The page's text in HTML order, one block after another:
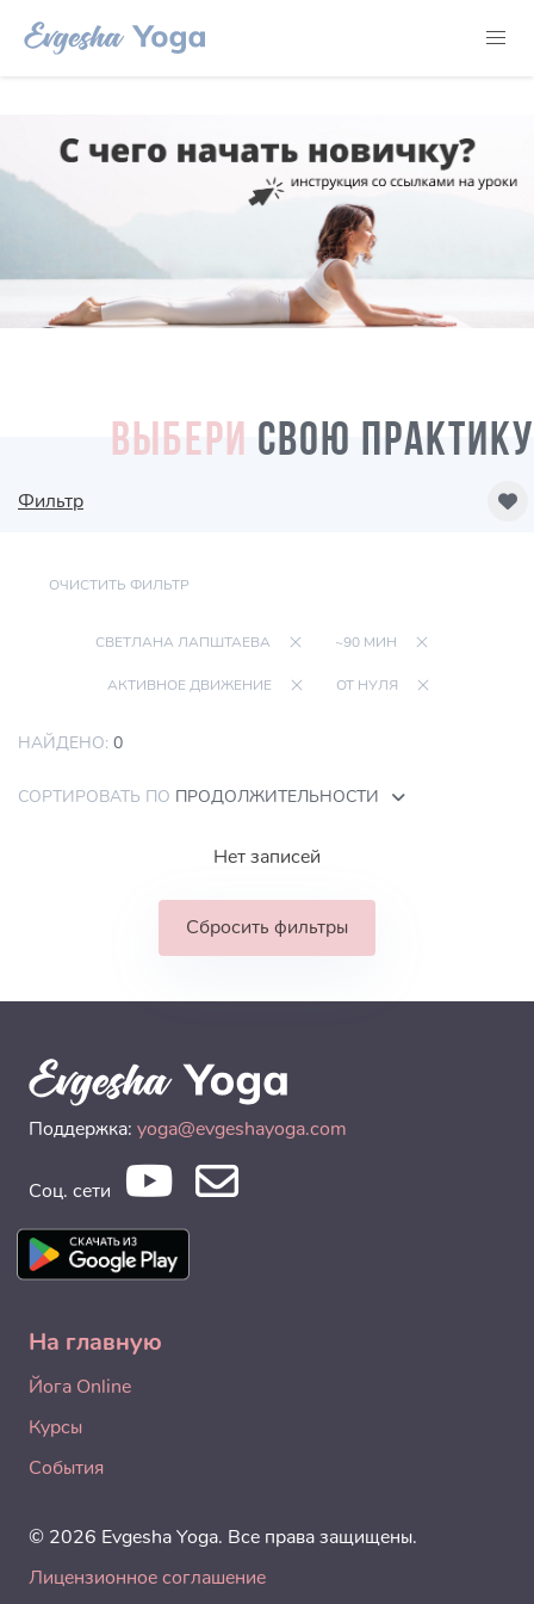
ВЫБЕРИ СВОЮ ПРАКТИКУ
Фильтр
ОЧИСТИТЬ ФИЛЬТР
СВЕТЛАНА ЛАПШТАЕВА ~90 МИН
АКТИВНОЕ ДВИЖЕНИЕ ОТ НУЛЯ
НАЙДЕНО: 0
СОРТИРОВАТЬ ПО ПРОДОЛЖИТЕЛЬНОСТИ
Нет записей
Сбросить фильтры
Поддержка: yoga@evgeshayoga.com
Соц. сети
На главную
Йога Online
Курсы
События
© 2026 Evgesha Yoga. Все права защищены.
Лицензионное соглашение